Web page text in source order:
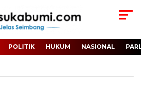
POLITIK HUKUM NASIONAL